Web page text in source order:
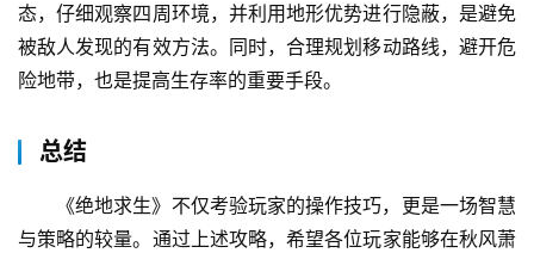
态，仔细观察四周环境，并利用地形优势进行隐蔽，是避免
被敌人发现的有效方法。同时，合理规划移动路线，避开危
险地带，也是提高生存率的重要手段。
总结
《绝地求生》不仅考验玩家的操作技巧，更是一场智慧
与策略的较量。通过上述攻略，希望各位玩家能够在秋风萧